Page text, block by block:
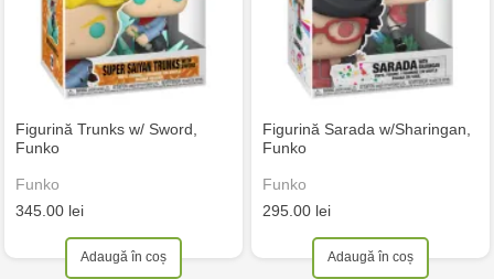
Figurină Trunks w/ Sword,
Funko
Funko
345.00 lei
Adaugă în coș
Figurină Sarada w/Sharingan,
Funko
Funko
295.00 lei
Adaugă în coș